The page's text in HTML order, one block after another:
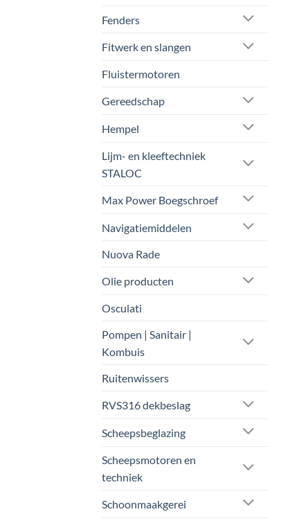
Fenders
Fitwerk en slangen
Fluistermotoren
Gereedschap
Hempel
Lijm- en kleeftechniek
STALOC
Max Power Boegschroef
Navigatiemiddelen
Nuova Rade
Olie producten
Osculati
Pompen | Sanitair |
Kombuis
Ruitenwissers
RVS316 dekbeslag
Scheepsbeglazing
Scheepsmotoren en
techniek
Schoonmaakgerei